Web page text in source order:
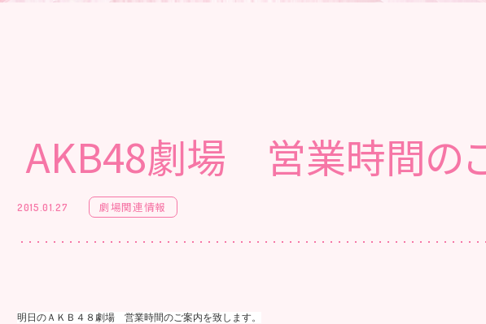
AKB48劇場 営業時間の
2015.01.27 劇場関連情報
明日のＡＫＢ４８劇場 営業時間のご案内を致します。